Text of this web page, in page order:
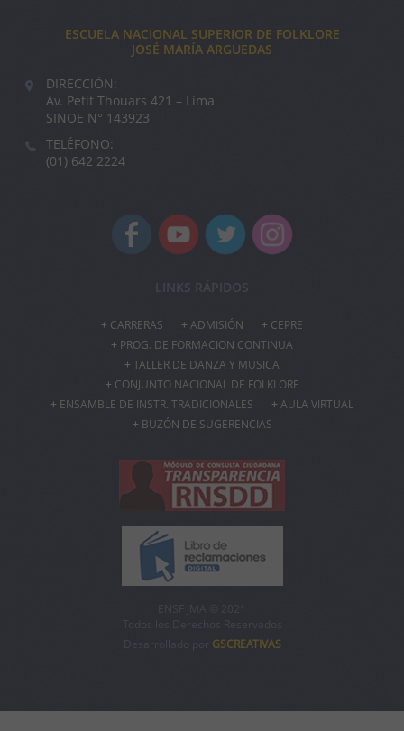
ESCUELA NACIONAL SUPERIOR DE FOLKLORE
JOSÉ MARÍA ARGUEDAS
DIRECCIÓN:
Av. Petit Thouars 421 – Lima
SINOE N° 143923
TELÉFONO:
(01) 642 2224
LINKS RÁPIDOS
CARRERAS ADMISIÓN
CEPRE
PROG. DE FORMACION CONTINUA
TALLER DE DANZA Y MUSICA
CONJUNTO NACIONAL DE FOLKLORE
ENSAMBLE DE INSTR. TRADICIONALES
AULA VIRTUAL
BUZÓN DE SUGERENCIAS
ENSF JMA © 2021
Todos los Derechos Reservados
Desarrollado por GSCREATIVAS